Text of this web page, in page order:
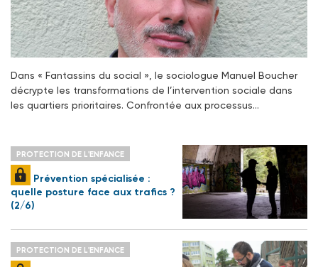
Dans « Fantassins du social », le sociologue Manuel Boucher
décrypte les transformations de l’intervention sociale dans
les quartiers prioritaires. Confrontée aux processus…
PROTECTION DE L'ENFANCE
Prévention spécialisée :
quelle posture face aux trafics ?
(2/6)
PROTECTION DE L'ENFANCE